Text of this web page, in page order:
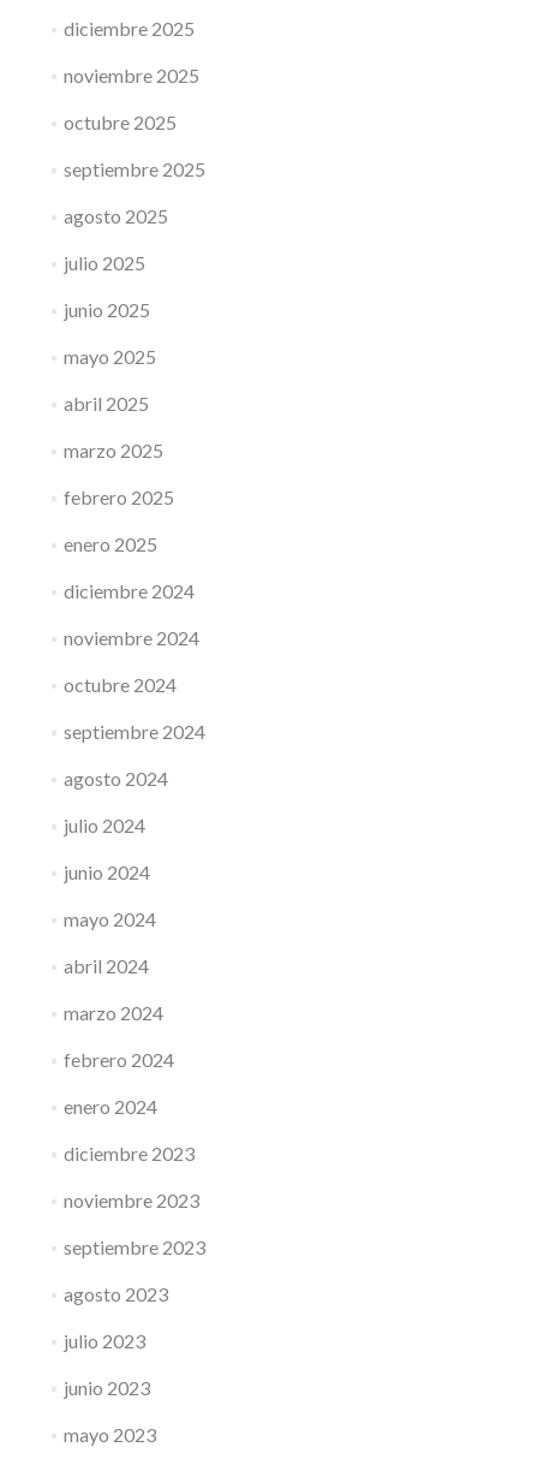
diciembre 2025
noviembre 2025
octubre 2025
septiembre 2025
agosto 2025
julio 2025
junio 2025
mayo 2025
abril 2025
marzo 2025
febrero 2025
enero 2025
diciembre 2024
noviembre 2024
octubre 2024
septiembre 2024
agosto 2024
julio 2024
junio 2024
mayo 2024
abril 2024
marzo 2024
febrero 2024
enero 2024
diciembre 2023
noviembre 2023
septiembre 2023
agosto 2023
julio 2023
junio 2023
mayo 2023